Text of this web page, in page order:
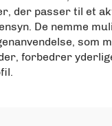
der passer til et
De nemme
som
forbedrer